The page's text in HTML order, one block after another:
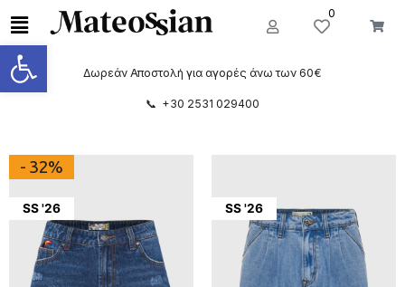
Ανοίξτε τη γραμμή εργαλείων
0
Δωρεάν Αποστολή για αγορές άνω των 60€
📞 +30 2531 029400
SS '26
- 32%
SS '26